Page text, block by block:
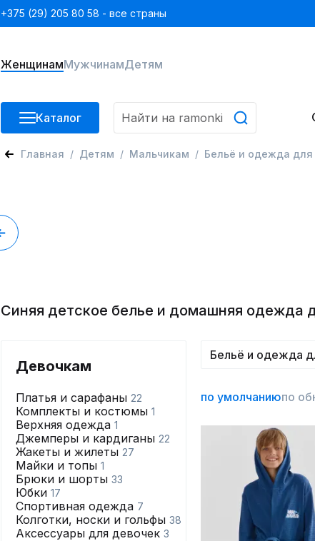
+375 (29) 205 80 58 - все страны
ЖенщинамМужчинамДетям
Каталог
Главная Детям Мальчикам Бельё и одежда
Синяя детское белье и домашняя одежда
Девочкам
Платья и сарафаны 22
Комплекты и костюмы 1
Верхняя одежда 1
Джемперы и кардиганы 22
Жакеты и жилеты 27
Майки и топы 1
Брюки и шорты 33
Юбки 17
Спортивная одежда 7
Колготки, носки и гольфы 38
Аксессуары для девочек 3
Бельё и одежда
по умолчаниюпо